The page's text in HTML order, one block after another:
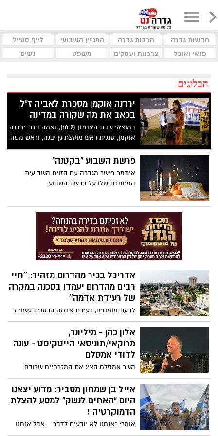
חדשות גדרה תרבות גדרה המגזין השבועי
לייף סטייל
פנאי ואוכל
צרכנות ועסקים משפט נשים
הבלוגים
ירדנה אוקמן מספרת לאביה ז"ל
בכאב את מה שקורה במדינה
במוצאי שבת האחרון (18.2), נאמה הגב' ירדנה
אוקמן, סגנית ראש מועצת גן יבנה, וראש מטה
יש עתיד ביישוב, בהפגנה שהתקיימה
באשדוד. במכתב, לאביה ז"ל, היא מספרת לו
פרשת השבוע "בקטנה"
איתמר פישר מגדרה עם הזוית השבועית
המיוחדת שלו על פרשת השבוע.
אדריכל בכיר מהדרום מזהיר: ''חיי
רבים מהדרום יעמדו בסכנה במקרה
של רעידת אדמה''
לדעת מומחים, רעידת אדמה הרסנית עשויה
להתרחש באזורנו בעתיד הקרוב. אדריכל
יעקב פישר מ-"פישר-אלחנני אדריכלים"
הפועלים מעומר, מתריע: ישראל צריכה תכנית
מיגון רחבה ומיידית לאזור הדרום
אלון כהן - מיליונר,
מרוקאי/תוניסאי הייטקיסט - עונה
לדודי אמסלם
השר אמסלם הציג את המזרחיים שרובם
עובדים בניקיון ובגינון בבתים של האליטות
האשכנזיות ועורר זעם בעיקר מצד המזרחיים
שרובם מצליחים, משכילים ומזמן לא
מתקרבנים כמו דודי אמסלם שמגמד את
המזרחיים ומציג אותם כחוטבי עצים ושואבי
מים - אחד המגיבים (מיני רבים) הוא אלון כהן
אייל בן שמחון מסביר: מדוע יצאנו
היום "האחים לנשק" למסע להצלת
הדמוקרטיה !
אומר: "אנחנו לא יודעים לדבר – אבל אנחנו
יודעים להתייצב והאחים לנשק יוצאים שוב